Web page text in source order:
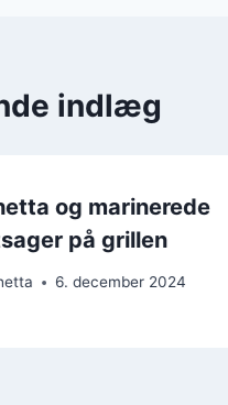
indlæg
og marinerede
på grillen
6. december 2024